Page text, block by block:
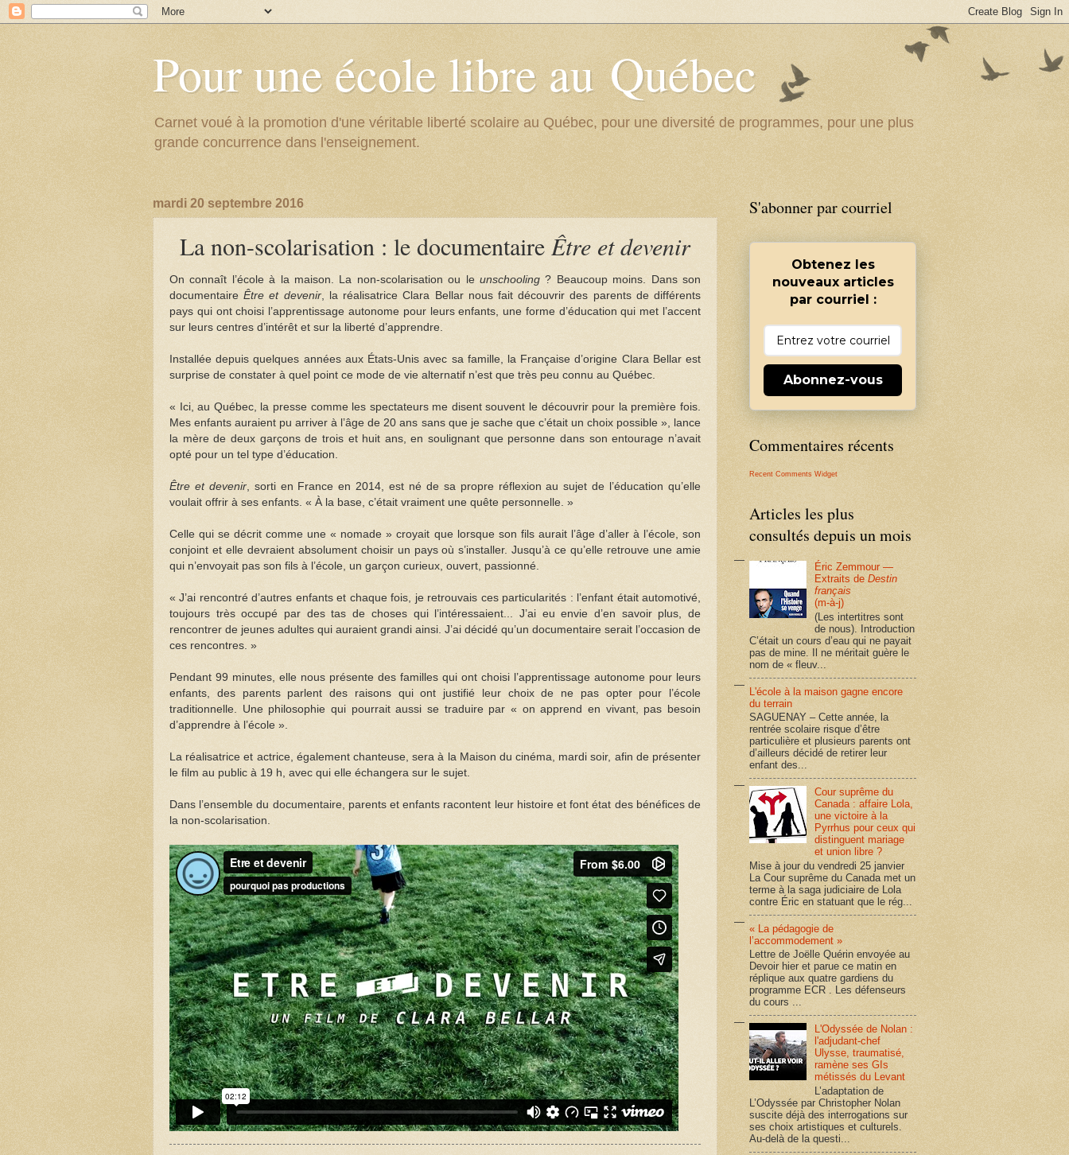
Pour une école libre au Québec
Carnet voué à la promotion d'une véritable liberté scolaire au Québec, pour une diversité de programmes, pour une plus
grande concurrence dans l'enseignement.
mardi 20 septembre 2016
La non-scolarisation : le documentaire Être et devenir
On connaît l’école à la maison. La non-scolarisation ou le unschooling ? Beaucoup moins. Dans son
documentaire Être et devenir, la réalisatrice Clara Bellar nous fait découvrir des parents de différents
pays qui ont choisi l’apprentissage autonome pour leurs enfants, une forme d’éducation qui met l’accent
sur leurs centres d’intérêt et sur la liberté d’apprendre.
Installée depuis quelques années aux États-Unis avec sa famille, la Française d’origine Clara Bellar est
surprise de constater à quel point ce mode de vie alternatif n’est que très peu connu au Québec.
« Ici, au Québec, la presse comme les spectateurs me disent souvent le découvrir pour la première fois.
Mes enfants auraient pu arriver à l’âge de 20 ans sans que je sache que c’était un choix possible », lance
la mère de deux garçons de trois et huit ans, en soulignant que personne dans son entourage n’avait
opté pour un tel type d’éducation.
Être et devenir, sorti en France en 2014, est né de sa propre réflexion au sujet de l’éducation qu’elle
voulait offrir à ses enfants. « À la base, c’était vraiment une quête personnelle. »
Celle qui se décrit comme une « nomade » croyait que lorsque son fils aurait l’âge d’aller à l’école, son
conjoint et elle devraient absolument choisir un pays où s’installer. Jusqu’à ce qu’elle retrouve une amie
qui n’envoyait pas son fils à l’école, un garçon curieux, ouvert, passionné.
« J’ai rencontré d’autres enfants et chaque fois, je retrouvais ces particularités : l’enfant était automotivé,
toujours très occupé par des tas de choses qui l’intéressaient... J’ai eu envie d’en savoir plus, de
rencontrer de jeunes adultes qui auraient grandi ainsi. J’ai décidé qu’un documentaire serait l’occasion de
ces rencontres. »
Pendant 99 minutes, elle nous présente des familles qui ont choisi l’apprentissage autonome pour leurs
enfants, des parents parlent des raisons qui ont justifié leur choix de ne pas opter pour l’école
traditionnelle. Une philosophie qui pourrait aussi se traduire par « on apprend en vivant, pas besoin
d’apprendre à l’école ».
La réalisatrice et actrice, également chanteuse, sera à la Maison du cinéma, mardi soir, afin de présenter
le film au public à 19 h, avec qui elle échangera sur le sujet.
Dans l’ensemble du documentaire, parents et enfants racontent leur histoire et font état des bénéfices de
la non-scolarisation.
S'abonner par courriel
Obtenez les
nouveaux articles
par courriel :
Abonnez-vous
Commentaires récents
Recent Comments Widget
Articles les plus
consultés depuis un mois
Éric Zemmour —
Extraits deDestin
français
(m-à-j)
(Les intertitres sont
de nous). Introduction
C’était un cours d’eau qui ne payait
pas de mine. Il ne méritait guère le
nom de « fleuv...
L'école à la maison gagne encore
du terrain
SAGUENAY – Cette année, la
rentrée scolaire risque d’être
particulière et plusieurs parents ont
d’ailleurs décidé de retirer leur
enfant des...
Cour suprême du
Canada : affaire Lola,
une victoire à la
Pyrrhus pour ceux qui
distinguent mariage
et union libre ?
Mise à jour du vendredi 25 janvier
La Cour suprême du Canada met un
terme à la saga judiciaire de Lola
contre Éric en statuant que le rég...
« La pédagogie de
l’accommodement »
Lettre de Joëlle Quérin envoyée au
Devoir hier et parue ce matin en
réplique aux quatre gardiens du
programme ECR . Les défenseurs
du cours ...
L'Odyssée de Nolan :
l'adjudant-chef
Ulysse, traumatisé,
ramène ses GIs
métissés du Levant
L’adaptation de
L’Odyssée par Christopher Nolan
suscite déjà des interrogations sur
ses choix artistiques et culturels.
Au-delà de la questi...